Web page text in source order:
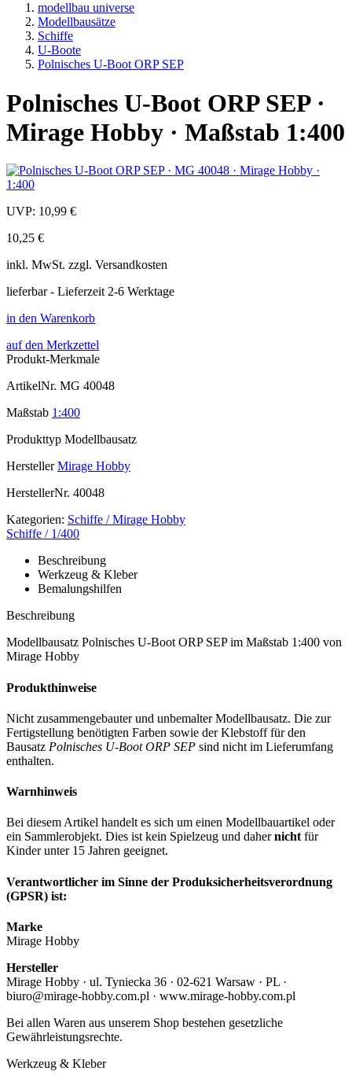
modellbau universe
Modellbausätze
Schiffe
U-Boote
Polnisches U-Boot ORP SEP
Polnisches U-Boot ORP SEP ·
Mirage Hobby · Maßstab 1:400
UVP: 10,99 €
10,25 €
inkl. MwSt. zzgl. Versandkosten
lieferbar - Lieferzeit 2-6 Werktage
in den Warenkorb
auf den Merkzettel
Produkt-Merkmale
ArtikelNr. MG 40048
Maßstab 1:400
Produkttyp Modellbausatz
Hersteller Mirage Hobby
HerstellerNr. 40048
Kategorien: Schiffe / Mirage Hobby
Schiffe / 1/400
Beschreibung
Werkzeug & Kleber
Bemalungshilfen
Beschreibung
Modellbausatz Polnisches U-Boot ORP SEP im Maßstab 1:400 von
Mirage Hobby
Produkthinweise
Nicht zusammengebauter und unbemalter Modellbausatz. Die zur
Fertigstellung benötigten Farben sowie der Klebstoff für den
Bausatz Polnisches U-Boot ORP SEP sind nicht im Lieferumfang
enthalten.
Warnhinweis
Bei diesem Artikel handelt es sich um einen Modellbauartikel oder
ein Sammlerobjekt. Dies ist kein Spielzeug und dahernicht für
Kinder unter 15 Jahren geeignet.
Verantwortlicher im Sinne der Produksicherheitsverordnung
(GPSR) ist:
Marke
Mirage Hobby
Hersteller
Mirage Hobby · ul. Tyniecka 36 · 02-621 Warsaw · PL ·
biuro@mirage-hobby.com.pl · www.mirage-hobby.com.pl
Bei allen Waren aus unserem Shop bestehen gesetzliche
Gewährleistungsrechte.
Werkzeug & Kleber